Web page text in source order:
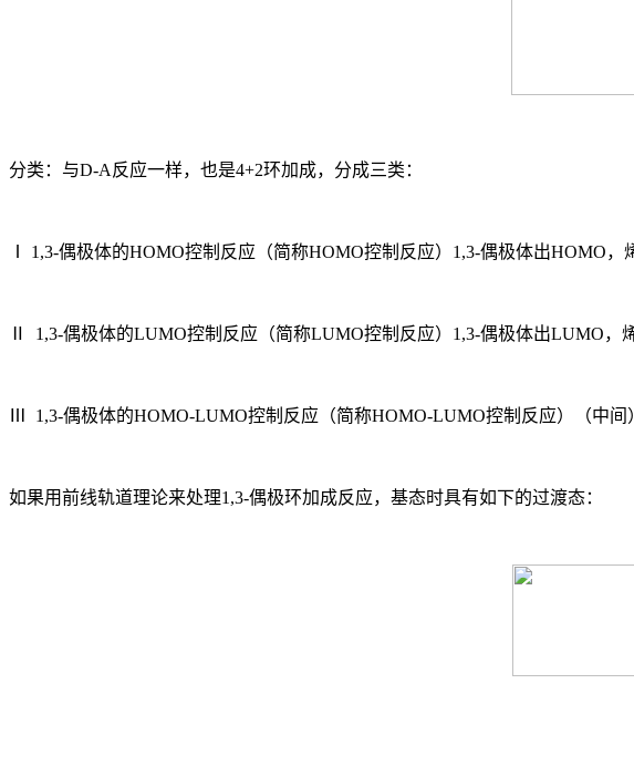
分类：与D-A反应一样，也是4+2环加成，分成三类：
Ⅰ 1,3-偶极体的HOMO控制反应（简称HOMO控制反应）1,3-偶极体出HOMO，
Ⅱ 1,3-偶极体的LUMO控制反应（简称LUMO控制反应）1,3-偶极体出LUMO，
Ⅲ 1,3-偶极体的HOMO-LUMO控制反应（简称HOMO-LUMO控制反应）（中间
如果用前线轨道理论来处理1,3-偶极环加成反应，基态时具有如下的过渡态：